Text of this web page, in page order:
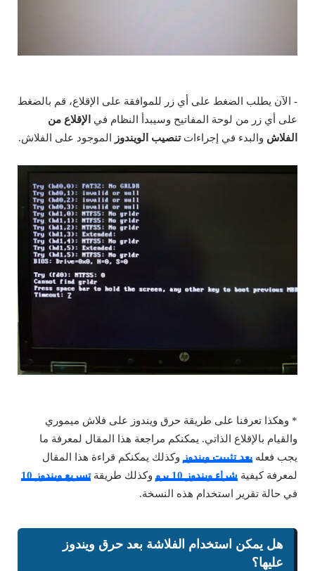
- الآن يطلب الضغط على أي زر للموافقة على الإقلاع، قم بالضغط
على أي زر من لوحة المفاتيح وسيبدأ النظام في
الإقلاع من
الفلاش والبدء في إجراءاتتنصيب الويندوز الموجود على الفلاش.
* وهكذا تعرفنا على طريقة حرق ويندوز على فلاش ميموري
والقيام بالإقلاع الذاتي. يمكنكم مراجعة هذا المقال لمعرفة ما
يجب فعله بعد تثبيت ويندوز وكذلك يمكنكم قراءة هذا المقال
لمعرفة كيفية شراء ويندوز 10 برو وكذلك طريقةتسريع ويندوز 10
في حالة تقرير استخدام هذه النسخة.
هل يمكن استخدام الفلاشة بعد حرق ويندوز
عليها؟